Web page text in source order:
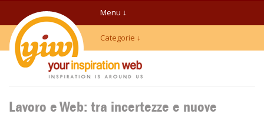
Menu ↓
Categorie ↓
Lavoro e Web: tra incertezze e nuove